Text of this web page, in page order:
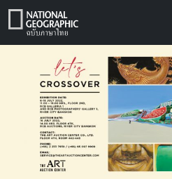
Skip